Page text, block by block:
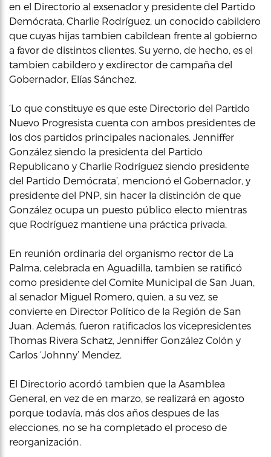
en el Directorio al exsenador y presidente del Partido
Demócrata, Charlie Rodríguez, un conocido cabildero
que cuyas hijas tambien cabildean frente al gobierno
a favor de distintos clientes. Su yerno, de hecho, es el
tambien cabildero y exdirector de campaña del
Gobernador, Elías Sánchez.
‘Lo que constituye es que este Directorio del Partido
Nuevo Progresista cuenta con ambos presidentes de
los dos partidos principales nacionales. Jenniffer
González siendo la presidenta del Partido
Republicano y Charlie Rodríguez siendo presidente
del Partido Demócrata’, mencionó el Gobernador, y
presidente del PNP, sin hacer la distinción de que
González ocupa un puesto público electo mientras
que Rodríguez mantiene una práctica privada.
En reunión ordinaria del organismo rector de La
Palma, celebrada en Aguadilla, tambien se ratificó
como presidente del Comite Municipal de San Juan,
al senador Miguel Romero, quien, a su vez, se
convierte en Director Político de la Región de San
Juan. Además, fueron ratificados los vicepresidentes
Thomas Rivera Schatz, Jenniffer González Colón y
Carlos ‘Johnny’ Mendez.
El Directorio acordó tambien que la Asamblea
General, en vez de en marzo, se realizará en agosto
porque todavía, más dos años despues de las
elecciones, no se ha completado el proceso de
reorganización.